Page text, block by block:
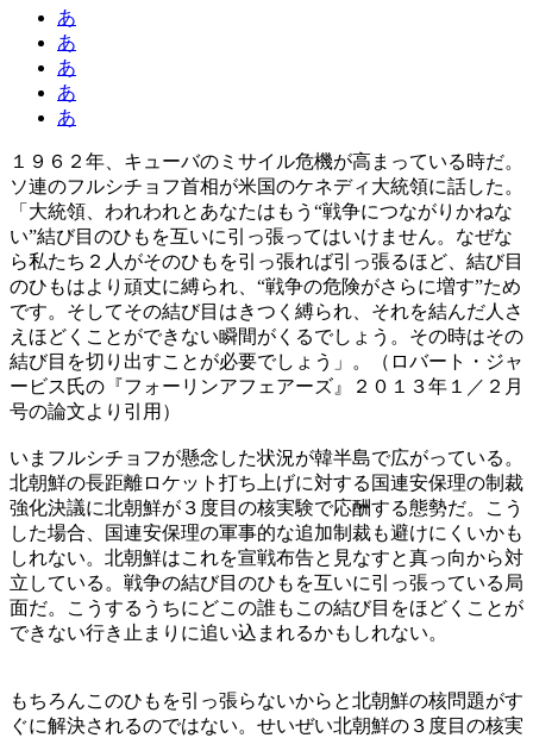
あ
あ
あ
あ
あ
１９６２年、キューバのミサイル危機が高まっている時だ。
ソ連のフルシチョフ首相が米国のケネディ大統領に話した。
「大統領、われわれとあなたはもう“戦争につながりかねな
い”結び目のひもを互いに引っ張ってはいけません。なぜな
ら私たち２人がそのひもを引っ張れば引っ張るほど、結び目
のひもはより頑丈に縛られ、“戦争の危険がさらに増す”ため
です。そしてその結び目はきつく縛られ、それを結んだ人さ
えほどくことができない瞬間がくるでしょう。その時はその
結び目を切り出すことが必要でしょう」。（ロバート・ジャ
ービス氏の『フォーリンアフェアーズ』２０１３年１／２月
号の論文より引用）
いまフルシチョフが懸念した状況が韓半島で広がっている。
北朝鮮の長距離ロケット打ち上げに対する国連安保理の制裁
強化決議に北朝鮮が３度目の核実験で応酬する態勢だ。こう
した場合、国連安保理の軍事的な追加制裁も避けにくいかも
しれない。北朝鮮はこれを宣戦布告と見なすと真っ向から対
立している。戦争の結び目のひもを互いに引っ張っている局
面だ。こうするうちにどこの誰もこの結び目をほどくことが
できない行き止まりに追い込まれるかもしれない。
もちろんこのひもを引っ張らないからと北朝鮮の核問題がす
ぐに解決されるのではない。せいぜい北朝鮮の３度目の核実